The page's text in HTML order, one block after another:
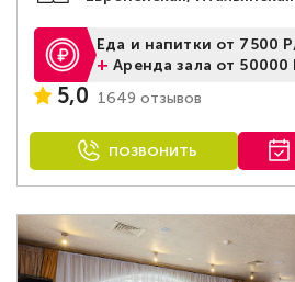
Еда и напитки от 7500
+Аренда зала от 50000
5,0 1649 отзывов
ПОЗВОНИТЬ